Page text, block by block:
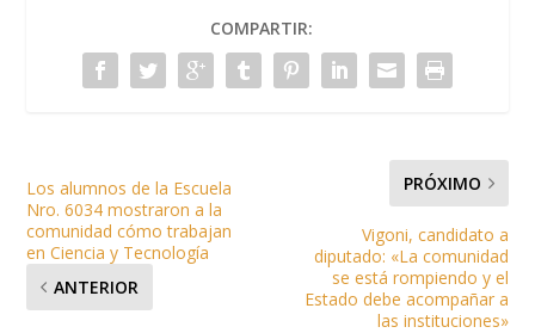
COMPARTIR:
Los alumnos de la Escuela
Nro. 6034 mostraron a la
comunidad cómo trabajan
en Ciencia y Tecnología
ANTERIOR
PRÓXIMO
Vigoni, candidato a
diputado: «La comunidad
se está rompiendo y el
Estado debe acompañar a
las instituciones»